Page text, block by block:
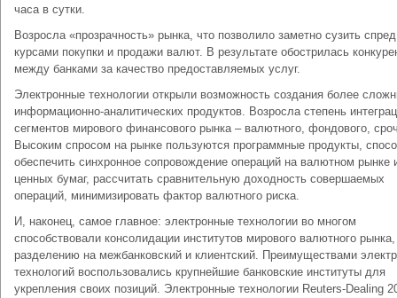
часа в сутки.
Возросла «прозрачность» рынка, что позволило заметно сузить
курсами покупки и продажи валют. В результате обострилась
между банками за качество предоставляемых услуг.
Электронные технологии открыли возможность создания более
информационно-аналитических продуктов. Возросла степень
сегментов мирового финансового рынка – валютного, фондового,
Высоким спросом на рынке пользуются программные продукты,
обеспечить синхронное сопровождение операций на валютном рынке
ценных бумаг, рассчитать сравнительную доходность совершаемых
операций, минимизировать фактор валютного риска.
И, наконец, самое главное: электронные технологии во многом
способствовали консолидации институтов мирового валютного рынка,
разделению на межбанковский и клиентский. Преимуществами
технологий воспользовались крупнейшие банковские институты для
укрепления своих позиций. Электронные технологии Reuters-Dealing